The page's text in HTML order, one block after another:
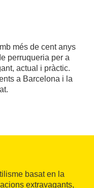
més de cent anys
perruqueria per a
actual i pràctic.
a Barcelona i la
basat en la
extravagants,